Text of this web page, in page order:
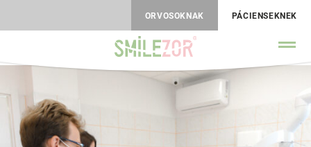
ORVOSOKNAK PÁCIENSEKNEK